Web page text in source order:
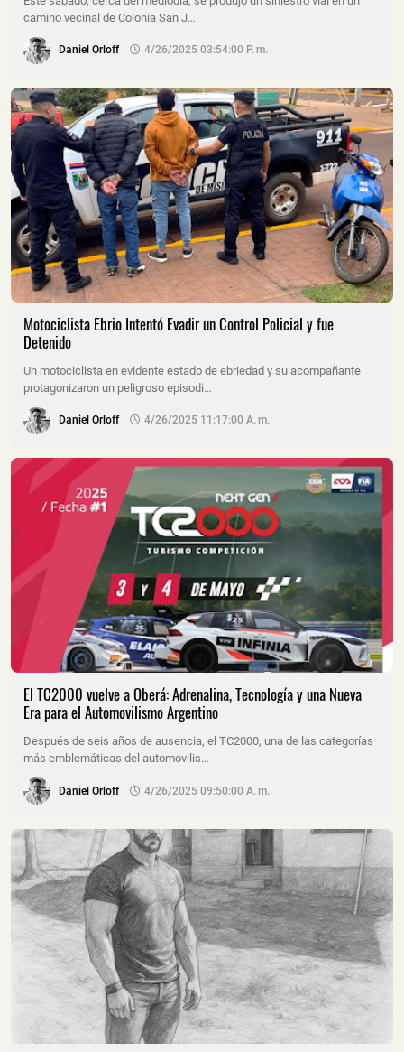
camino vecinal de Colonia San J…
Daniel Orloff 4/26/2025 03:54:00 P. M.
Motociclista Ebrio Intentó Evadir un Control Policial y fue
Detenido
Un motociclista en evidente estado de ebriedad y su acompañante
protagonizaron un peligroso episodi…
Daniel Orloff 4/26/2025 11:17:00 A. M.
El TC2000 vuelve a Oberá: Adrenalina, Tecnología y una Nueva
Era para el Automovilismo Argentino
Después de seis años de ausencia, el TC2000, una de las categorías
más emblemáticas del automovilis…
Daniel Orloff 4/26/2025 09:50:00 A. M.